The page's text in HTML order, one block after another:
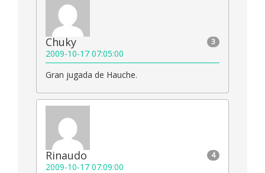
3
Chuky
2009-10-17 07:05:00
Gran jugada de Hauche.
4
Rinaudo
2009-10-17 07:09:00